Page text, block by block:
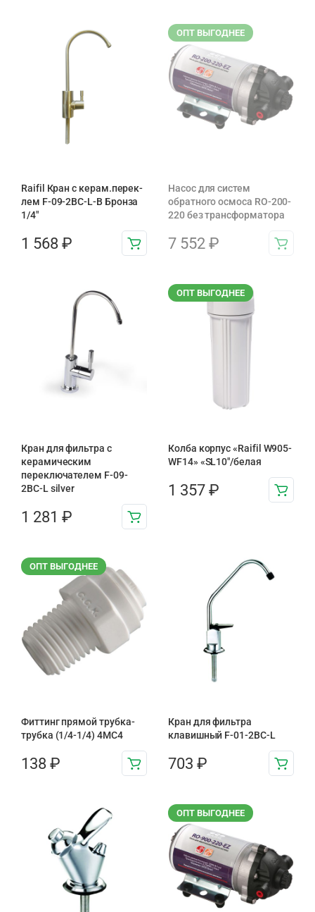
Raifil Кран с керам.перек-
лем F-09-2BC-L-B Бронза
1/4″
1 568 ₽
ОПТ ВЫГОДНЕЕ
Насос для систем
обратного осмоса RO-200-
220 без трансформатора
7 552 ₽
Кран для фильтра с
керамическим
переключателем F-09-
2BC-L silver
1 281 ₽
ОПТ ВЫГОДНЕЕ
Колба корпус «Raifil W905-
WF14» «SL10″/белая
1 357 ₽
ОПТ ВЫГОДНЕЕ
Фиттинг прямой трубка-
трубка (1/4-1/4) 4MC4
138 ₽
Кран для фильтра
клавишный F-01-2BC-L
703 ₽
ОПТ ВЫГОДНЕЕ